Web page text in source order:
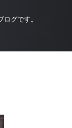
グです。